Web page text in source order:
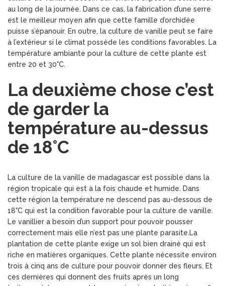
au long de la journée. Dans ce cas, la fabrication d’une serre
est le meilleur moyen afin que cette famille d’orchidée
puisse s’épanouir. En outre, la culture de vanille peut se faire
à l’extérieur si le climat possède les conditions favorables. La
température ambiante pour la culture de cette plante est
entre 20 et 30°C.
La deuxième chose c’est
de garder la
température au-dessus
de 18°C
La culture de la vanille de madagascar est possible dans la
région tropicale qui est à la fois chaude et humide. Dans
cette région la température ne descend pas au-dessous de
18°C qui est la condition favorable pour la culture de vanille.
Le vanillier a besoin d’un support pour pouvoir pousser
correctement mais elle n’est pas une plante parasite.La
plantation de cette plante exige un sol bien drainé qui est
riche en matières organiques. Cette plante nécessite environ
trois à cinq ans de culture pour pouvoir donner des fleurs. Et
ces dernières qui donnent des fruits après un long